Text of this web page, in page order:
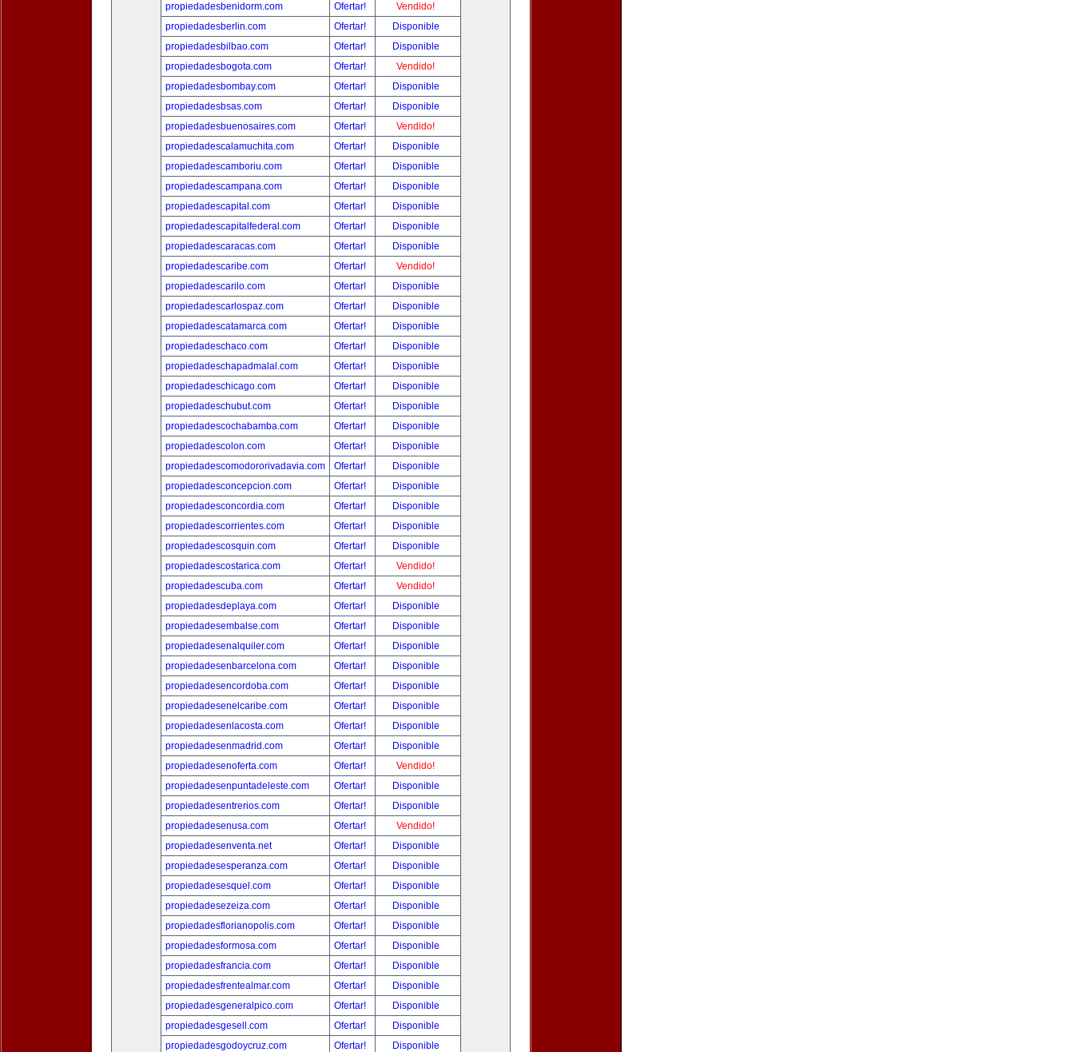
propiedadesbenidorm.com
Ofertar!
Vendido!
propiedadesberlin.com
Ofertar!
Disponible
propiedadesbilbao.com
Ofertar!
Disponible
propiedadesbogota.com
Ofertar!
Vendido!
propiedadesbombay.com
Ofertar!
Disponible
propiedadesbsas.com
Ofertar!
Disponible
propiedadesbuenosaires.com
Ofertar!
Vendido!
propiedadescalamuchita.com
Ofertar!
Disponible
propiedadescamboriu.com
Ofertar!
Disponible
propiedadescampana.com
Ofertar!
Disponible
propiedadescapital.com
Ofertar!
Disponible
propiedadescapitalfederal.com
Ofertar!
Disponible
propiedadescaracas.com
Ofertar!
Disponible
propiedadescaribe.com
Ofertar!
Vendido!
propiedadescarilo.com
Ofertar!
Disponible
propiedadescarlospaz.com
Ofertar!
Disponible
propiedadescatamarca.com
Ofertar!
Disponible
propiedadeschaco.com
Ofertar!
Disponible
propiedadeschapadmalal.com
Ofertar!
Disponible
propiedadeschicago.com
Ofertar!
Disponible
propiedadeschubut.com
Ofertar!
Disponible
propiedadescochabamba.com
Ofertar!
Disponible
propiedadescolon.com
Ofertar!
Disponible
propiedadescomodororivadavia.com
Ofertar!
Disponible
propiedadesconcepcion.com
Ofertar!
Disponible
propiedadesconcordia.com
Ofertar!
Disponible
propiedadescorrientes.com
Ofertar!
Disponible
propiedadescosquin.com
Ofertar!
Disponible
propiedadescostarica.com
Ofertar!
Vendido!
propiedadescuba.com
Ofertar!
Vendido!
propiedadesdeplaya.com
Ofertar!
Disponible
propiedadesembalse.com
Ofertar!
Disponible
propiedadesenalquiler.com
Ofertar!
Disponible
propiedadesenbarcelona.com
Ofertar!
Disponible
propiedadesencordoba.com
Ofertar!
Disponible
propiedadesenelcaribe.com
Ofertar!
Disponible
propiedadesenlacosta.com
Ofertar!
Disponible
propiedadesenmadrid.com
Ofertar!
Disponible
propiedadesenoferta.com
Ofertar!
Vendido!
propiedadesenpuntadeleste.com
Ofertar!
Disponible
propiedadesentrerios.com
Ofertar!
Disponible
propiedadesenusa.com
Ofertar!
Vendido!
propiedadesenventa.net
Ofertar!
Disponible
propiedadesesperanza.com
Ofertar!
Disponible
propiedadesesquel.com
Ofertar!
Disponible
propiedadesezeiza.com
Ofertar!
Disponible
propiedadesflorianopolis.com
Ofertar!
Disponible
propiedadesformosa.com
Ofertar!
Disponible
propiedadesfrancia.com
Ofertar!
Disponible
propiedadesfrentealmar.com
Ofertar!
Disponible
propiedadesgeneralpico.com
Ofertar!
Disponible
propiedadesgesell.com
Ofertar!
Disponible
propiedadesgodoycruz.com
Ofertar!
Disponible